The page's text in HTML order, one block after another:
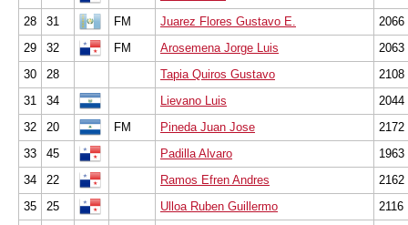
28
31 FM Juarez Flores Gustavo E.
2066
29
32 FM Arosemena Jorge Luis
2063
30
28 Tapia Quiros Gustavo
2108
31
34 Lievano Luis
2044
32
20 FM Pineda Juan Jose
2172
33
45 Padilla Alvaro
1963
34
22 Ramos Efren Andres
2162
35
25 Ulloa Ruben Guillermo
2116